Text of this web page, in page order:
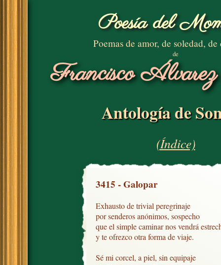
Poesía del
Poemas de amor, de soledad, de
de
Francisco
Antología de
(Índice)
3415 - Galopar
Exhausto de trivial peregrinaje
por senderos anónimos, sospecho
que el simple caminar nos vendrá
y te ofrezco otra forma de viaje.
Sé mi corcel, a piel, sin equipaje